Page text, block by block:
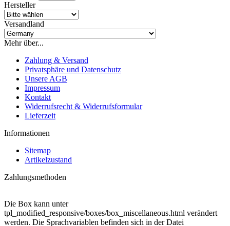
Hersteller
Versandland
Mehr über...
Zahlung & Versand
Privatsphäre und Datenschutz
Unsere AGB
Impressum
Kontakt
Widerrufsrecht & Widerrufsformular
Lieferzeit
Informationen
Sitemap
Artikelzustand
Zahlungsmethoden
Die Box kann unter
tpl_modified_responsive/boxes/box_miscellaneous.html verändert
werden. Die Sprachvariablen befinden sich in der Datei